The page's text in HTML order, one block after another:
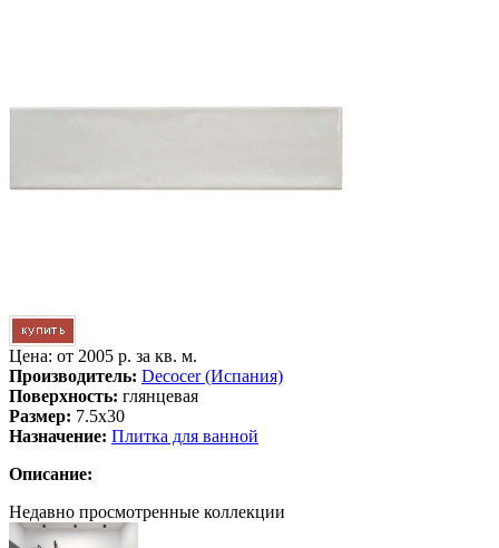
Цена: от 2005 р. за кв. м.
Производитель: Decocer (Испания)
Поверхность: глянцевая
Размер: 7.5x30
Назначение: Плитка для ванной
Описание:
Недавно просмотренные коллекции